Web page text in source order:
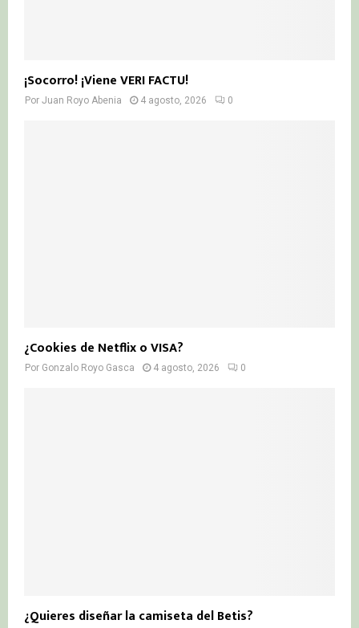
¡Socorro! ¡Viene VERI FACTU!
Por Juan Royo Abenia 4 agosto, 2026 0
¿Cookies de Netflix o VISA?
Por Gonzalo Royo Gasca 4 agosto, 2026 0
¿Quieres diseñar la camiseta del Betis?